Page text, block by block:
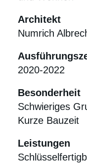
Architekt
Numrich
2020-2022
Besonderheit
Schwieriges
Kurze Bauzeit
Leistungen